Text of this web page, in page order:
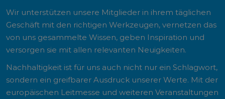
Wir unterstützen unsere Mitglieder in ihrem täglichen
Geschäft mit den richtigen Werkzeugen, vernetzen das
von uns gesammelte Wissen, geben Inspiration und
versorgen sie mit allen relevanten Neuigkeiten.
Nachhaltigkeit ist für uns auch nicht nur ein Schlagwort,
sondern ein greifbarer Ausdruck unserer Werte. Mit der
europäischen Leitmesse und weiteren Veranstaltungen